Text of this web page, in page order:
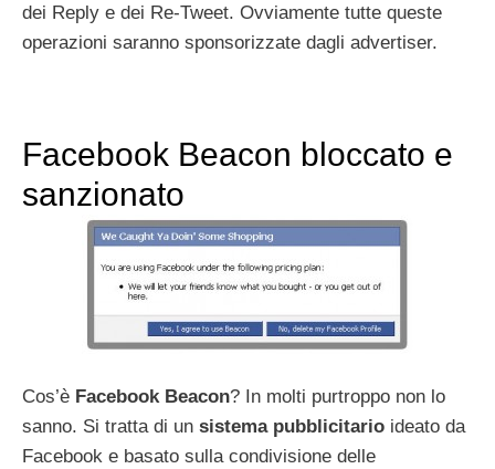
dei Reply e dei Re-Tweet. Ovviamente tutte queste
operazioni saranno sponsorizzate dagli advertiser.
Facebook Beacon bloccato e
sanzionato
Cos’è Facebook Beacon? In molti purtroppo non lo
sanno. Si tratta di un sistema pubblicitario ideato da
Facebook e basato sulla condivisione delle